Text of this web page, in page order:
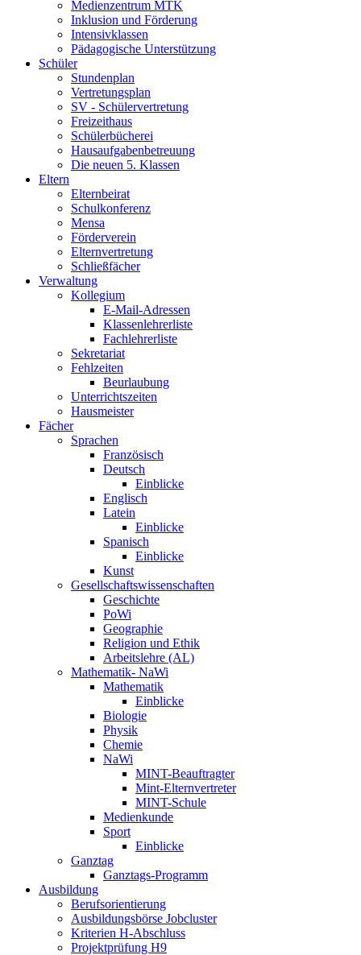
Medienzentrum MTK
Inklusion und Förderung
Intensivklassen
Pädagogische Unterstützung
Schüler
Stundenplan
Vertretungsplan
SV - Schülervertretung
Freizeithaus
Schülerbücherei
Hausaufgabenbetreuung
Die neuen 5. Klassen
Eltern
Elternbeirat
Schulkonferenz
Mensa
Förderverein
Elternvertretung
Schließfächer
Verwaltung
Kollegium
E-Mail-Adressen
Klassenlehrerliste
Fachlehrerliste
Sekretariat
Fehlzeiten
Beurlaubung
Unterrichtszeiten
Hausmeister
Fächer
Sprachen
Französisch
Deutsch
Einblicke
Englisch
Latein
Einblicke
Spanisch
Einblicke
Kunst
Gesellschaftswissenschaften
Geschichte
PoWi
Geographie
Religion und Ethik
Arbeitslehre (AL)
Mathematik- NaWi
Mathematik
Einblicke
Biologie
Physik
Chemie
NaWi
MINT-Beauftragter
Mint-Elternvertreter
MINT-Schule
Medienkunde
Sport
Einblicke
Ganztag
Ganztags-Programm
Ausbildung
Berufsorientierung
Ausbildungsbörse Jobcluster
Kriterien H-Abschluss
Projektprüfung H9